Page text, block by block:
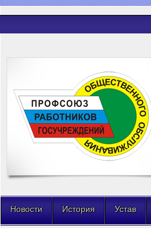
Новости История Устав